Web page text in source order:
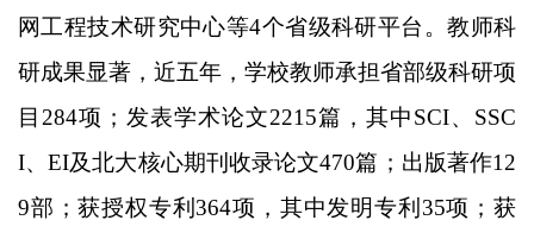
网工程技术研究中心等4个省级科研平台。教师科
研成果显著，近五年，学校教师承担省部级科研项
目284项；发表学术论文2215篇，其中SCI、SSC
I、EI及北大核心期刊收录论文470篇；出版著作12
9部；获授权专利364项，其中发明专利35项；获